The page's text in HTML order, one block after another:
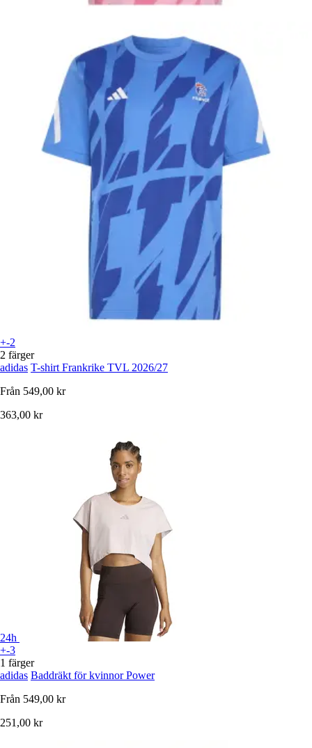
+-2
2 färger
adidas T-shirt Frankrike TVL 2026/27
Från 549,00 kr
363,00 kr
24h
+-3
1 färger
adidas Baddräkt för kvinnor Power
Från 549,00 kr
251,00 kr